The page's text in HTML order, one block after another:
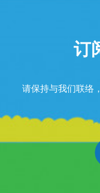
订
请保持与我们联络